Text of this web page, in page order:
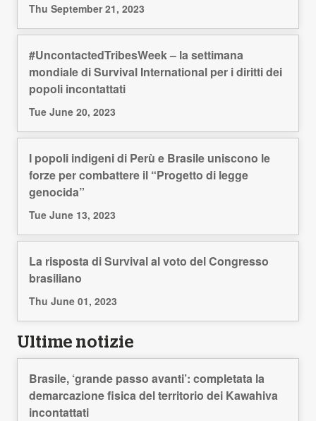
Thu September 21, 2023
#UncontactedTribesWeek – la settimana
mondiale di Survival International per i diritti dei
popoli incontattati
Tue June 20, 2023
I popoli indigeni di Perù e Brasile uniscono le
forze per combattere il “Progetto di legge
genocida”
Tue June 13, 2023
La risposta di Survival al voto del Congresso
brasiliano
Thu June 01, 2023
Ultime notizie
Brasile, ‘grande passo avanti’: completata la
demarcazione fisica del territorio dei Kawahiva
incontattati